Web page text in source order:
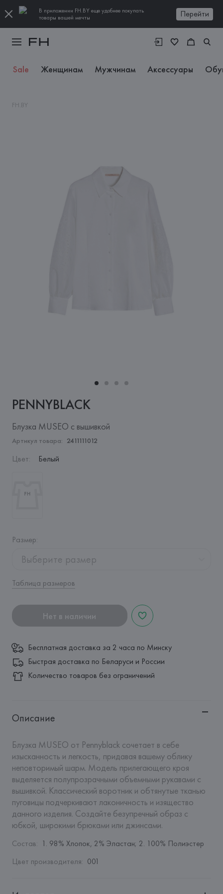
В приложении FH.BY еще удобнее покупать
товары вашей мечты
Перейти
Sale Женщинам Мужчинам Аксессуары
FH.BY
PENNYBLACK
Блузка MUSEO с вышивкой
Артикул товара: 2411111012
Цвет: Белый
Размер:
Выберите размер
Таблица размеров
Нет в наличии
Бесплатная доставка за 2 часа по Минску
Быстрая доставка по Беларуси и России
Количество товаров без ограничений
Описание
Блузка MUSEO от Pennyblack сочетает в себе
изысканность и легкость, придавая вашему облику
неповторимый шарм. Модель прилегающего кроя
выделяется полупрозрачными объемными рукавами с
вышивкой. Классический воротник и обтянутые тканью
пуговицы подчеркивают лаконичность и изящество
данного изделия. Создайте безупречный образ с
юбкой, широкими брюками или джинсами.
Состав: 1. 98% Хлопок, 2% Эластан; 2. 100% Полиэстер
Цвет производителя: 001